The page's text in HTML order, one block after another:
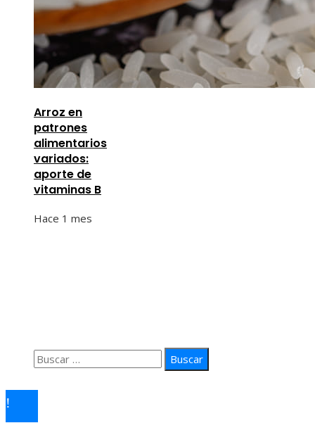
Arroz en
patrones
alimentarios
variados:
aporte de
vitaminas B
Hace 1 mes
Buscar: